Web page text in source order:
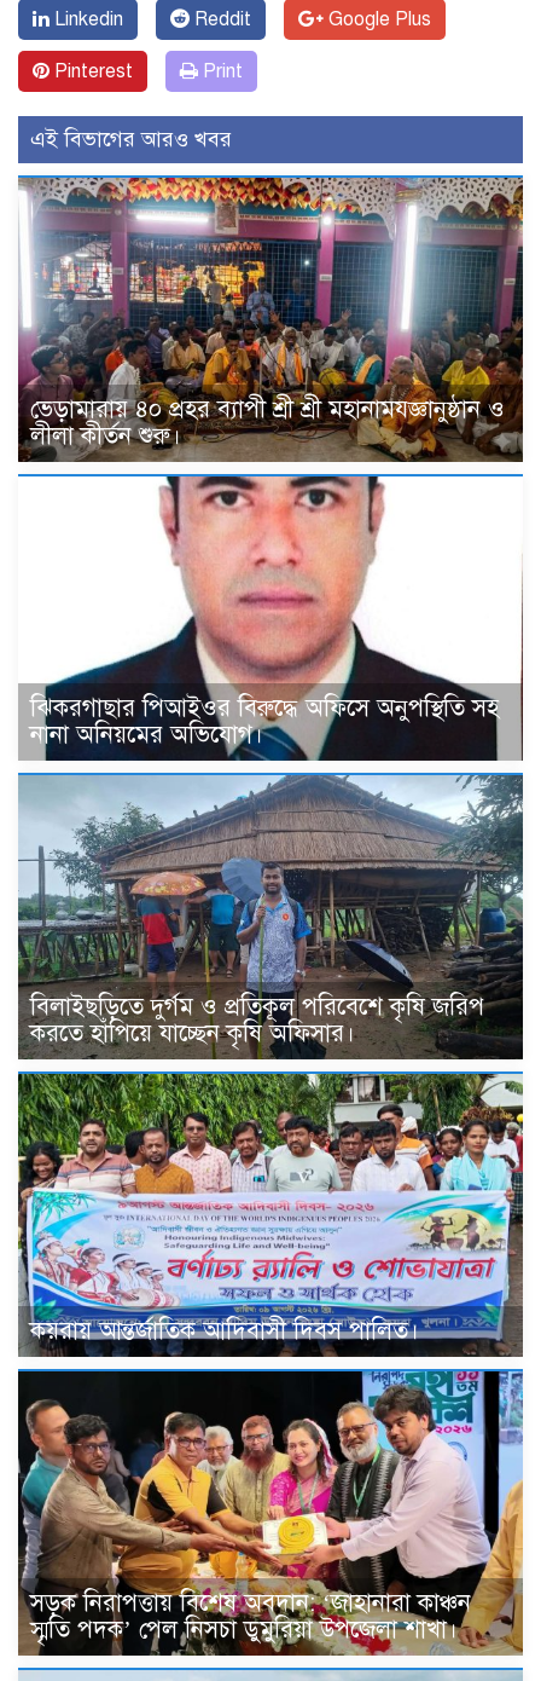
Linkedin Reddit Google Plus
Pinterest Print
এই বিভাগের আরও খবর
ভেড়ামারায় ৪০ প্রহর ব্যাপী শ্রী শ্রী মহানামযজ্ঞানুষ্ঠান ও
লীলা কীর্তন শুরু।
ঝিকরগাছার পিআইওর বিরুদ্ধে অফিসে অনুপস্থিতি সহ
নানা অনিয়মের অভিযোগ।
বিলাইছড়িতে দুর্গম ও প্রতিকূল পরিবেশে কৃষি জরিপ
করতে হাঁপিয়ে যাচ্ছেন কৃষি অফিসার।
কয়রায় আন্তর্জাতিক আদিবাসী দিবস পালিত।
সড়ক নিরাপত্তায় বিশেষ অবদান: ‘জাহানারা কাঞ্চন
স্মৃতি পদক’ পেল নিসচা ডুমুরিয়া উপজেলা শাখা।